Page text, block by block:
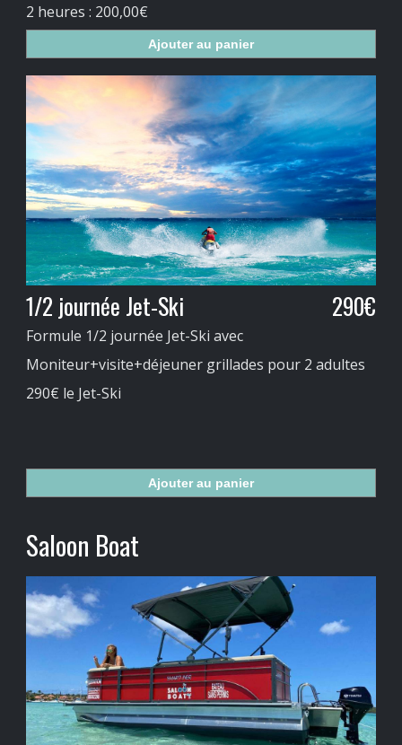
2 heures : 200,00€
Ajouter au panier
290€
1/2 journée Jet-Ski
Formule 1/2 journée Jet-Ski avec
Moniteur+visite+déjeuner grillades pour 2 adultes
290€ le Jet-Ski
Ajouter au panier
Saloon Boat